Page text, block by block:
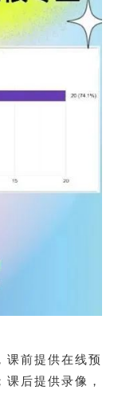
课前提供在线预
后提供录像，